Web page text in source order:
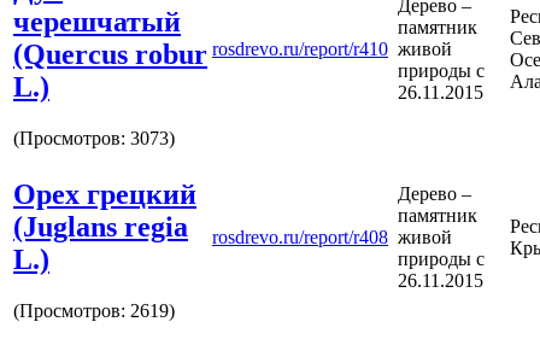
черешчатый
(Quercus robur
L.)
(Просмотров: 3073)
rosdrevo.ru/report/r410
Дерево –
памятник
живой
природы с
26.11.2015
Орех грецкий
(Juglans regia
L.)
(Просмотров: 2619)
rosdrevo.ru/report/r408
Дерево –
памятник
живой
природы с
26.11.2015